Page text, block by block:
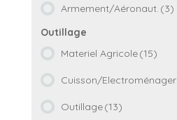
Armement/Aéronaut. (3)
Materiel Agricole(15)
Cuisson/Electroménager
Outillage(13)